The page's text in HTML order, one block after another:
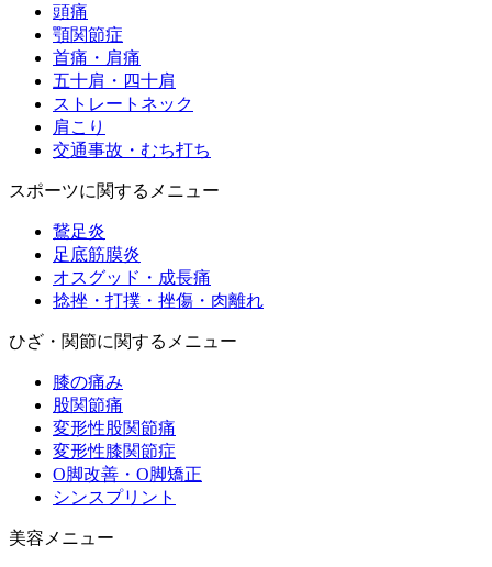
頭痛
顎関節症
首痛・肩痛
五十肩・四十肩
ストレートネック
肩こり
交通事故・むち打ち
スポーツに関するメニュー
鵞足炎
足底筋膜炎
オスグッド・成長痛
捻挫・打撲・挫傷・肉離れ
ひざ・関節に関するメニュー
膝の痛み
股関節痛
変形性股関節痛
変形性膝関節症
O脚改善・O脚矯正
シンスプリント
美容メニュー